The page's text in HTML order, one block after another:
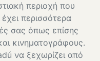
περιοχή που
περισσότερα
σας όπως επίσης
κινηματογράφους.
να ξεχωρίζει από